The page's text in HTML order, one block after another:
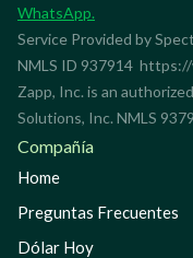
WhatsApp.
Service Provided by
NMLS ID 937914 https://
Zapp, Inc. is an
Solutions, Inc. NMLS
Compañía
Home
Preguntas Frecuentes
Dólar Hoy